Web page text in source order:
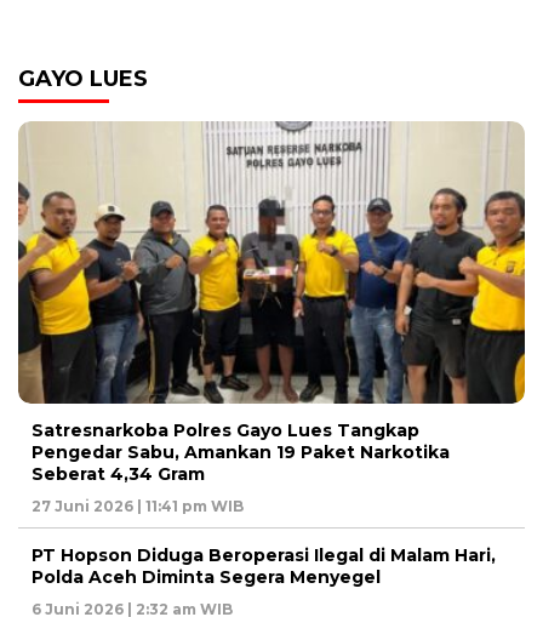
GAYO LUES
Satresnarkoba Polres Gayo Lues Tangkap
Pengedar Sabu, Amankan 19 Paket Narkotika
Seberat 4,34 Gram
27 Juni 2026 | 11:41 pm WIB
PT Hopson Diduga Beroperasi Ilegal di Malam Hari,
Polda Aceh Diminta Segera Menyegel
6 Juni 2026 | 2:32 am WIB